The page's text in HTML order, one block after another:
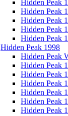
Hidden Peak
Hidden Peak
Hidden Peak
Hidden Peak
Hidden Peak
Hidden Peak 1998
Hidden Peak
Hidden Peak
Hidden Peak
Hidden Peak
Hidden Peak
Hidden Peak
Hidden Peak